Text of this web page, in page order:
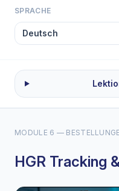
SPRACHE
MODULE 6 —
HGR Tracking